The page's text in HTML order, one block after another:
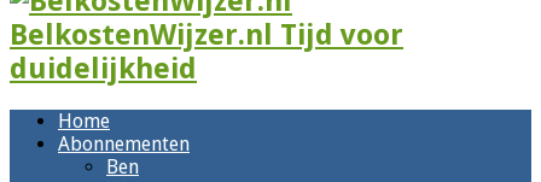
BelkostenWijzer.nl Tijd voor
duidelijkheid
Home
Abonnementen
Ben